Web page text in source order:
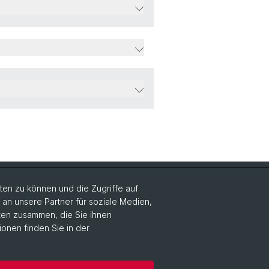
Social Media
DUW on Instagram
zu können und die Zugriffe auf
unsere Partner für soziale Medien,
zusammen, die Sie ihnen
finden Sie in der